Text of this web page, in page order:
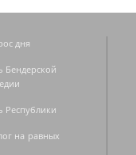
дня
Бендерской
Республики
на равных